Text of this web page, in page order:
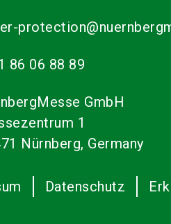
86 06 88 89
GmbH
1
Nürnberg, Germany
Datenschutz